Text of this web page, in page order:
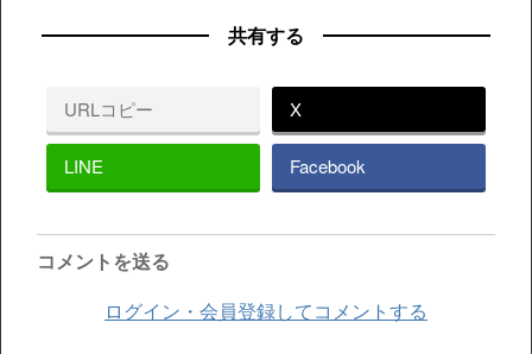
共有する
URLコピー X
LINE Facebook
コメントを送る
ログイン・会員登録してコメントする